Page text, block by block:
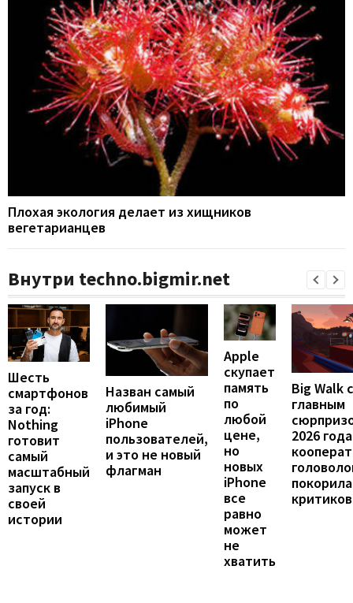
Плохая экология делает из хищников
вегетарианцев
Внутри techno.bigmir.net
Шесть
смартфонов
за год:
Nothing
готовит
самый
масштабный
запуск в
своей
истории
Назван самый
любимый
iPhone
пользователей,
и это не новый
флагман
Apple
скупает
память
по
любой
цене,
но
новых
iPhone
все
равно
может
не
хватить
Big Walk
главным
2026
покорила
критиков